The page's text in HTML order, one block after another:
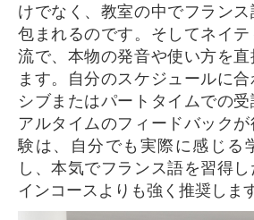
けでなく、教室の中でフラン
包まれるのです。そしてネイ
流で、本物の発音や使い方を直
ます。自分のスケジュールに
シブまたはパートタイムでの
アルタイムのフィードバック
験は、自分でも実際に感じる
し、本気でフランス語を習得
インコースよりも強く推奨しま